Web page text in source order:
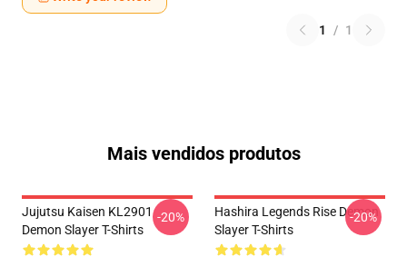
1 / 1
Mais vendidos produtos
Jujutsu Kaisen KL2901
Demon Slayer T-Shirts
-20%
Hashira Legends Rise Demon
Slayer T-Shirts
-20%